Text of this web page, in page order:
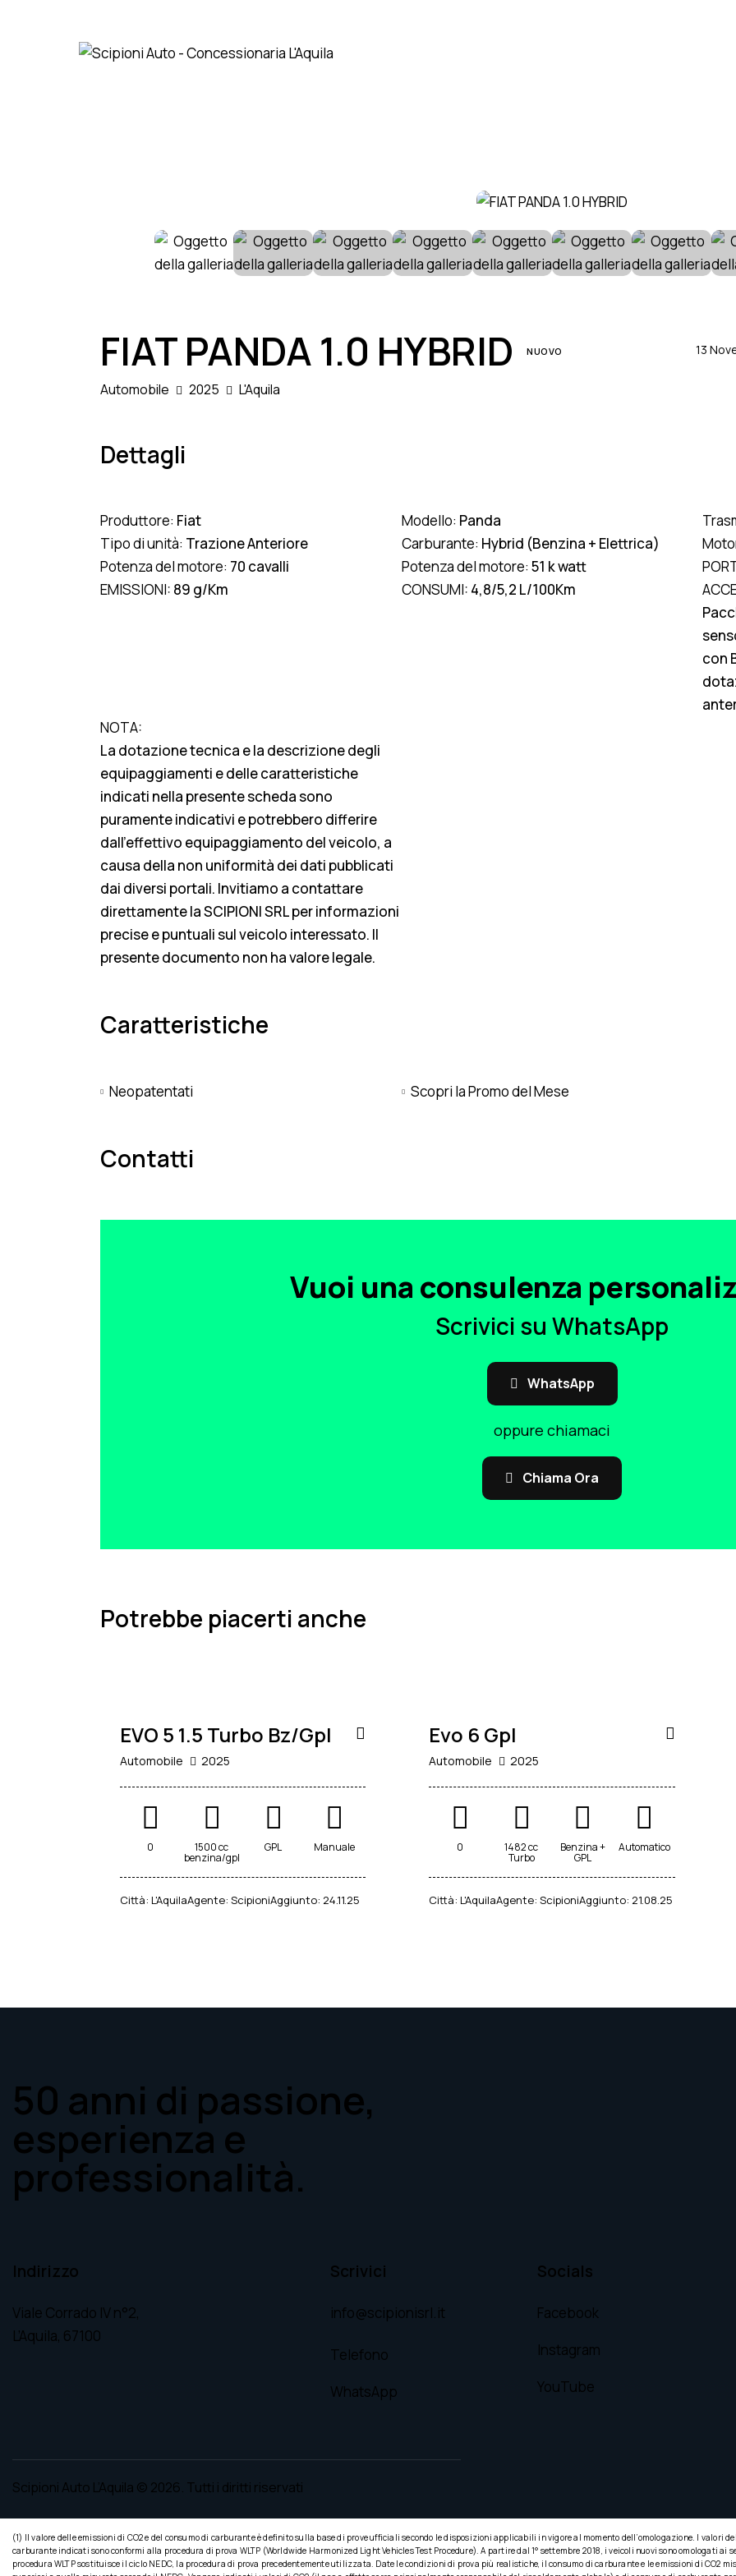
FIAT PANDA 1.0 HYBRID NUOVO
Automobile 2025 L'Aquila
13
Dettagli
Produttore: Fiat Modello: Panda
Tipo di unità: Trazione Anteriore Carburante: Hybrid (Benzina + Elettrica)
Potenza del motore: 70 cavalli Potenza del motore: 51 k watt
EMISSIONI: 89 g/Km CONSUMI: 4,8/5,2 L/100Km
con
NOTA:
La dotazione tecnica e la descrizione degli
equipaggiamenti e delle caratteristiche
indicati nella presente scheda sono
puramente indicativi e potrebbero differire
dall’effettivo equipaggiamento del veicolo, a
causa della non uniformità dei dati pubblicati
dai diversi portali. Invitiamo a contattare
direttamente la SCIPIONI SRL per informazioni
precise e puntuali sul veicolo interessato. Il
presente documento non ha valore legale.
Caratteristiche
Neopatentati Scopri la Promo del Mese
Contatti
Vuoi una consulenza
Scrivici su WhatsApp
WhatsApp
oppure chiamaci
Chiama Ora
Potrebbe piacerti anche
EVO 5 1.5 Turbo Bz/Gpl
Automobile 2025
0 1500 cc
benzina/gpl
GPL Manuale
Città: L'AquilaAgente: ScipioniAggiunto: 24.11.25
Evo 6 Gpl
Automobile 2025
0 1482 cc
Turbo
Benzina +
GPL
Automatico
Città: L'AquilaAgente: ScipioniAggiunto: 21.08.25
50 anni di passione,
esperienza e
professionalità.
Indirizzo
Viale Corrado IV n°2,
L’Aquila, 67100
Scrivici
info@scipionisrl.it
Telefono
WhatsApp
Socials
Facebook
Instagram
YouTube
Scipioni Auto L’Aquila © 2026. Tutti i diritti riservati
(1) Il valore delle emissioni di CO2 e del consumo di carburante è definito sulla base di prove ufficiali secondo le disposizioni applicabili in vigore al momento dell’omologazione. I valori
carburante indicati sono conformi alla procedura di prova WLTP (Worldwide Harmonized Light Vehicles Test Procedure). A partire dal 1° settembre 2018, i veicoli nuovi sono omologati ai
procedura WLTP sostituisce il ciclo NEDC, la procedura di prova precedentemente utilizzata. Date le condizioni di prova più realistiche, il consumo di carburante e le emissioni di CO2